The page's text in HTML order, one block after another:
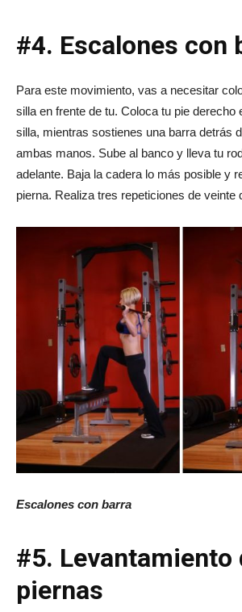
#4. Escalones con
Para este movimiento, vas a necesitar
silla en frente de tu. Coloca tu pie derecho
silla, mientras sostienes una barra detrás
ambas manos. Sube al banco y lleva tu
adelante. Baja la cadera lo más posible y
pierna. Realiza tres repeticiones de veinte
Escalones con barra
#5. Levantamiento
piernas